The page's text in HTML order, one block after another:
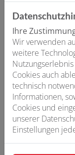
Eine Küche
Keller oder
Mit der Sololift 2
Ihre
Wir verwenden
weitere
Cookies auch
technisch
Informationen,
Cookies und
unserer
Einstellungen